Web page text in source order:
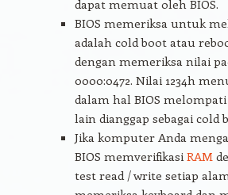
dapat memuat oleh BIOS.
BIOS memeriksa untuk
adalah cold boot atau
dengan memeriksa nilai
0000:0472. Nilai 1234h
dalam hal BIOS melompati
lain dianggap sebagai cold
Jika komputer Anda
BIOS memverifikasi RAM
test read / write setiap